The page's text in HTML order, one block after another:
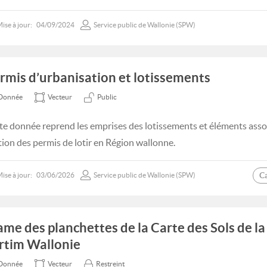
à jour: 04/09/2024 Service public de Wallonie (SPW)
d’urbanisation et lotissements
Vecteur Public
donnée reprend les emprises des lotissements et éléments
des permis de lotir en Région wallonne.
à jour: 03/06/2026 Service public de Wallonie (SPW)
des planchettes de la Carte des Sols de
Wallonie
Vecteur Restreint